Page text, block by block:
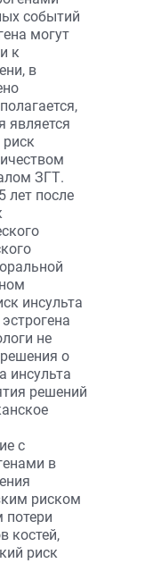
событий
могут
к
в
является
риск
ЗГТ.
лет после
инсульта
не
о
инсульта
решений
с
в
риском
потери
костей,
риск